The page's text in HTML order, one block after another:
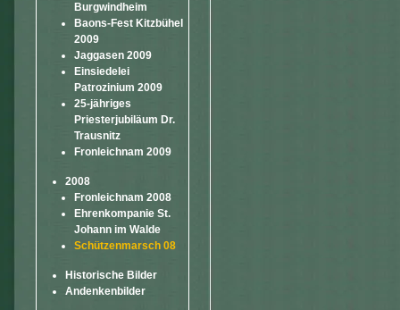
Burgwindheim
Baons-Fest Kitzbühel
2009
Jaggasen 2009
Einsiedelei
Patrozinium 2009
25-jähriges
Priesterjubiläum Dr.
Trausnitz
Fronleichnam 2009
2008
Fronleichnam 2008
Ehrenkompanie St.
Johann im Walde
Schützenmarsch 08
Historische Bilder
Andenkenbilder